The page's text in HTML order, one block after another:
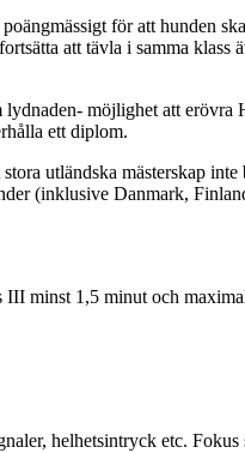
för att hunden
att tävla i samma klass
lydnaden- möjlighet att erövra
ett diplom.
utländska mästerskap inte
(inklusive Danmark,
III minst 1,5 minut och
helhetsintryck etc. Fokus